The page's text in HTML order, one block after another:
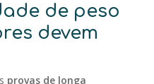
de peso
devem
provas de longa